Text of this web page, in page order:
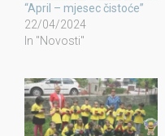
“April – mjesec čistoće”
22/04/2024
In "Novosti"